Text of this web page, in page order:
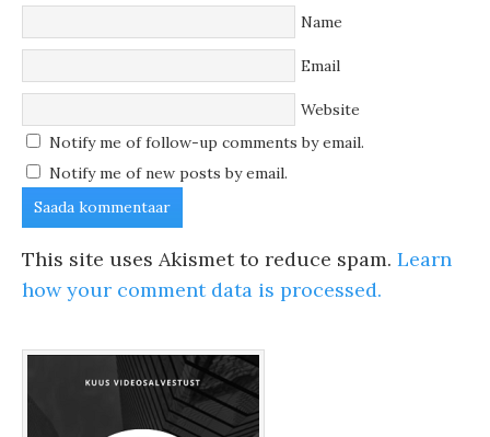
Name
Email
Website
Notify me of follow-up comments by email.
Notify me of new posts by email.
This site uses Akismet to reduce spam. Learn
how your comment data is processed.